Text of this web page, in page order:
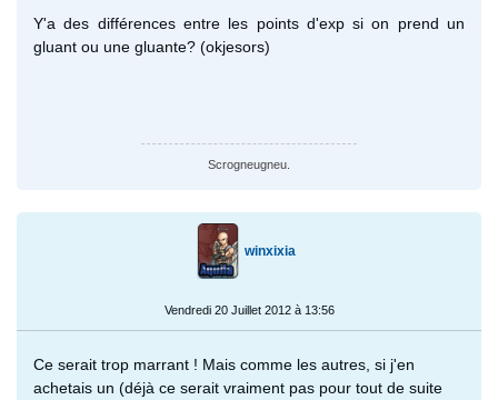
Y'a des différences entre les points d'exp si on prend un
gluant ou une gluante? (okjesors)
Scrogneugneu.
winxixia
Vendredi 20 Juillet 2012 à 13:56
Ce serait trop marrant ! Mais comme les autres, si j'en
achetais un (déjà ce serait vraiment pas pour tout de suite